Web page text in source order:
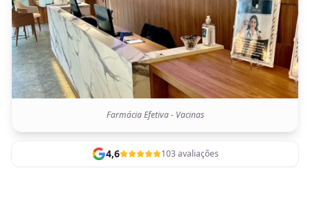
Farmácia Efetiva - Vacinas
4,6 103 avaliações